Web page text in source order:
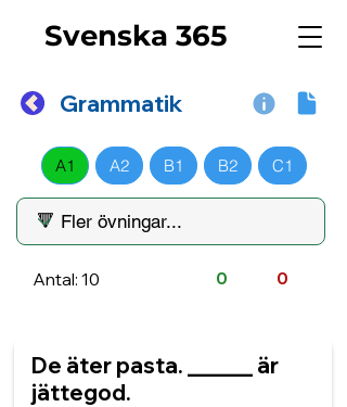
Svenska 365
Grammatik
A1 A2 B1 B2 C1
Antal: 10 0 0
De äter pasta. ______ är
jättegod.